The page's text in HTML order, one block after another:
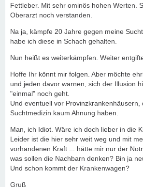
Fettleber. Mit sehr ominös hohen Werten.
Oberarzt noch verstanden.
Na ja, kämpfe 20 Jahre gegen meine
habe ich diese in Schach gehalten.
Nun heißt es weiterkämpfen. Weiter
Hoffe Ihr könnt mir folgen. Aber möchte
und jeden davor warnen, sich der Illusion
"einmal" noch geht.
Und eventuell vor Provinzkrankenhäusern,
Suchtmedizin kaum Ahnung haben.
Man, ich Idiot. Wäre ich doch lieber in die
Leider ist die hier sehr weit weg und mit
vorhandenen Kraft ... hätte mir nur der
was sollen die Nachbarn denken? Bin ja
Und schon kommt der Krankenwagen?
Gruß